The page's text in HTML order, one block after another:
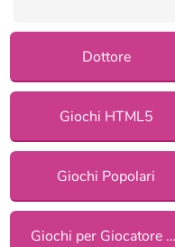
Dottore
Giochi HTML5
Giochi Popolari
Giochi per Giocatore Singolo